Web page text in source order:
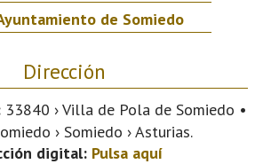
de Somiedo
Dirección
33840 › Villa de Pola de Somiedo •
› Somiedo › Asturias.
digital: Pulsa aquí